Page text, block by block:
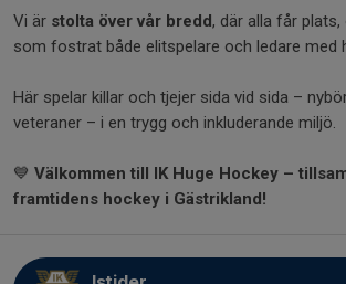
Vi är stolta över vår bredd, där alla får plats,
som fostrat både elitspelare och ledare med
Här spelar killar och tjejer sida vid sida –
veteraner – i en trygg och inkluderande miljö.
💙 Välkommen till IK Huge Hockey –
framtidens hockey i Gästrikland!